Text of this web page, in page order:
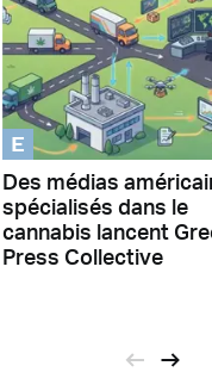
E
Des médias
spécialisés dans le
cannabis lancent
Press Collective